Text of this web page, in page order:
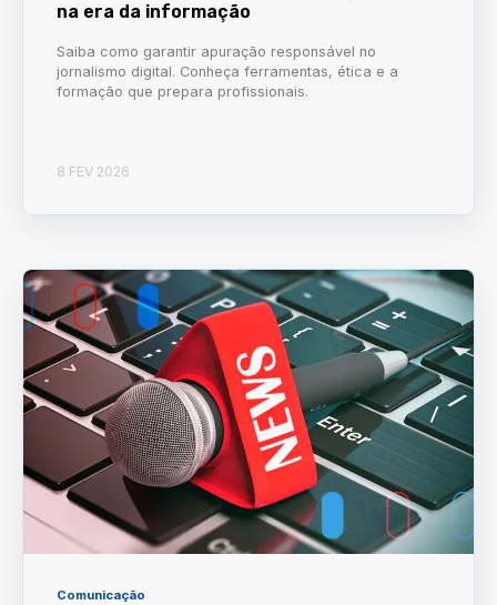
na era da informação
Saiba como garantir apuração responsável no
jornalismo digital. Conheça ferramentas, ética e a
formação que prepara profissionais.
8 FEV 2026
Comunicação